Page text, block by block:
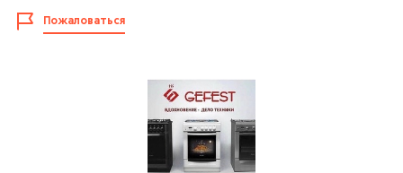
Дополнительная информация Фиксированное положение
«малое пламя», Чугунные решетки горелок стола,
Двухзонная горелка
Пожаловаться